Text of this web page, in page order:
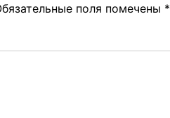
поля помечены *